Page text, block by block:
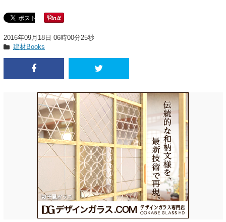
2016年09月18日 06時00分25秒
建材Books